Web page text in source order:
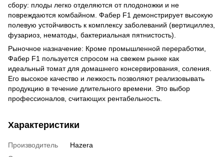
сбору: плоды легко отделяются от плодоножки и не
повреждаются комбайном. Фабер F1 демонстрирует высокую
полевую устойчивость к комплексу заболеваний (вертициллез,
фузариоз, нематоды, бактериальная пятнистость).
Рыночное назначение: Кроме промышленной переработки,
Фабер F1 пользуется спросом на свежем рынке как
идеальный томат для домашнего консервирования, соления.
Его высокое качество и лежкость позволяют реализовывать
продукцию в течение длительного времени. Это выбор
профессионалов, считающих рентабельность.
Характеристики
Производитель
Hazera